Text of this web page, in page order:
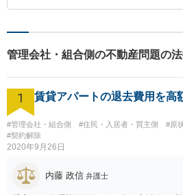
管理会社・組合側の不動産問題の
1 賃貸アパートの退去費用を高
#管理会社・組合側 #住民・入居者・買主側 #原
#契約解除
2020年9月26日
内藤 政信 弁護士